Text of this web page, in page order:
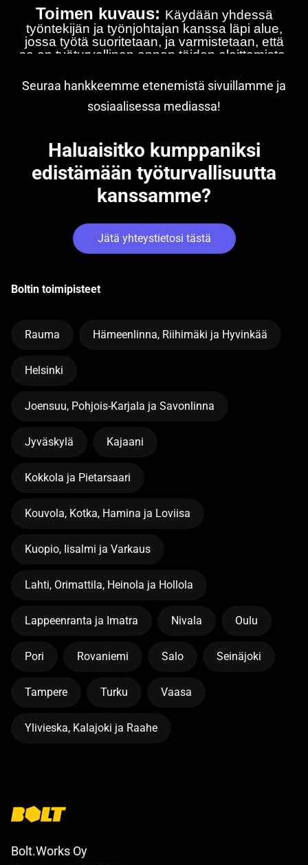
Seuraa hankkeemme etenemistä sivuillamme ja
sosiaalisessa mediassa!
Haluaisitko kumppaniksi
edistämään työturvallisuutta
kanssamme?
Jätä yhteystietosi tästä
Boltin toimipisteet
Rauma Hämeenlinna, Riihimäki ja Hyvinkää
Helsinki
Joensuu, Pohjois-Karjala ja Savonlinna
Jyväskylä Kajaani
Kokkola ja Pietarsaari
Kouvola, Kotka, Hamina ja Loviisa
Kuopio, Iisalmi ja Varkaus
Lahti, Orimattila, Heinola ja Hollola
Lappeenranta ja Imatra Nivala Oulu
Pori Rovaniemi Salo Seinäjoki
Tampere Turku Vaasa
Ylivieska, Kalajoki ja Raahe
Bolt.Works Oy